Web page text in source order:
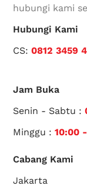
hubungi kami
Hubungi Kami
CS:0812 3459
Jam Buka
Senin - Sabtu :
Minggu :10:00
Cabang Kami
Jakarta